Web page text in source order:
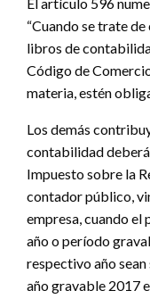
El artículo 596
“Cuando se trate
libros de
Código de
materia, estén
Los demás
contabilidad
Impuesto sobre la
contador público,
empresa, cuando
año o período
respectivo año
año gravable 2017